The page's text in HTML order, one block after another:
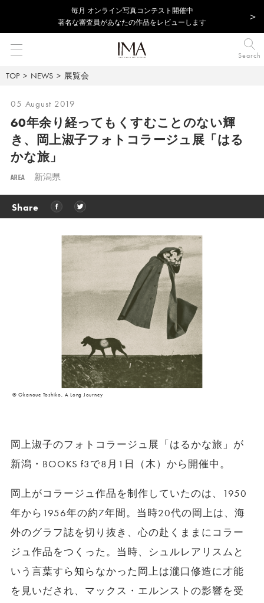
毎⽉ オンライン写真コンテスト開催中
著名な審査員があなたの作品をレビューします
Search
TOP NEWS 展覧会
05 August 2019
60年余り経ってもくすむことのない輝
き、
岡上淑子フォトコラージュ展「はる
かな旅」
AREA 新潟県
Share
© Okanoue Toshiko, A Long Journey
岡上淑子のフォトコラージュ展「はるかな旅」が
新潟・BOOKS f3で8月1日（木）から開催中。
岡上がコラージュ作品を制作していたのは、1950
年から1956年の約7年間。当時20代の岡上は、海
外のグラフ誌を切り抜き、心の赴くままにコラー
ジュ作品をつくった。当時、シュルレアリスムと
いう言葉すら知らなかった岡上は瀧口修造に才能
を見いだされ、マックス・エルンストの影響を受